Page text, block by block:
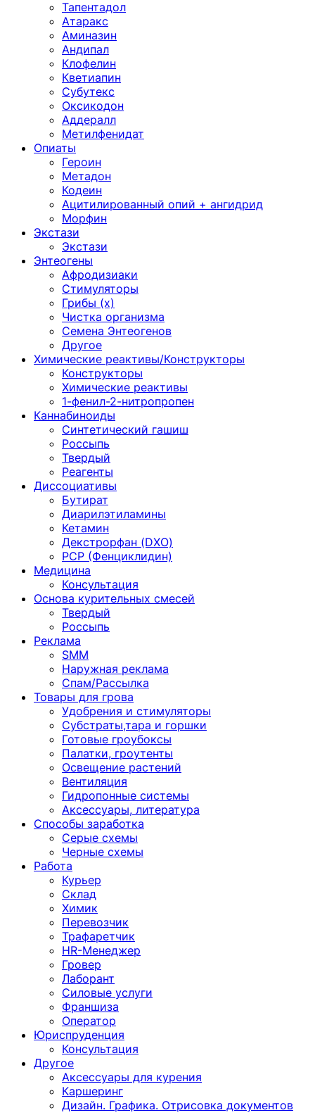
Тапентадол
Атаракс
Аминазин
Андипал
Клофелин
Кветиапин
Субутекс
Оксикодон
Аддералл
Метилфенидат
Опиаты
Героин
Метадон
Кодеин
Ацитилированный опий + ангидрид
Морфин
Экстази
Экстази
Энтеогены
Афродизиаки
Стимуляторы
Грибы (х)
Чистка организма
Семена Энтеогенов
Другое
Химические реактивы/Конструкторы
Конструкторы
Химические реактивы
1-фенил-2-нитропропен
Каннабиноиды
Синтетический гашиш
Россыпь
Твердый
Реагенты
Диссоциативы
Бутират
Диарилэтиламины
Кетамин
Декстрорфан (DXO)
PCP (Фенциклидин)
Медицина
Консультация
Основа курительных смесей
Твердый
Россыпь
Реклама
SMM
Наружная реклама
Спам/Рассылка
Товары для грова
Удобрения и стимуляторы
Субстраты,тара и горшки
Готовые гроубоксы
Палатки, гроутенты
Освещение растений
Вентиляция
Гидропонные системы
Аксессуары, литература
Способы заработка
Серые схемы
Черные схемы
Работа
Курьер
Склад
Химик
Перевозчик
Трафаретчик
HR-Менеджер
Гровер
Лаборант
Силовые услуги
Франшиза
Оператор
Юриспруденция
Консультация
Другoе
Аксессуары для курения
Каршеринг
Дизайн. Графика. Отрисовка документов